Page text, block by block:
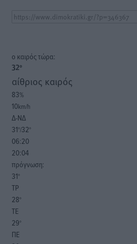
o καιρός τώρα:
32°
αίθριος καιρός
83%
10km/h
Δ-ΝΔ
31°/32°
06:20
20:04
πρόγνωση:
31°
ΤΡ
28°
ΤΕ
29°
ΠΕ